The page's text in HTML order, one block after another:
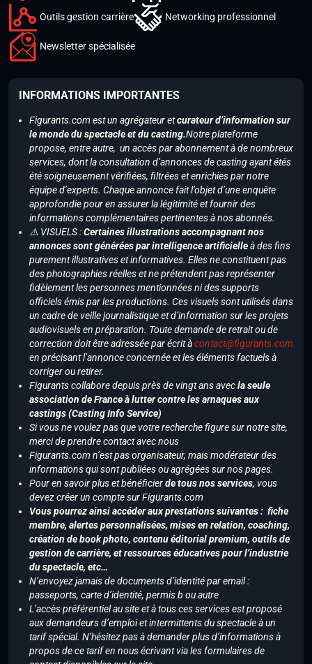
Outils gestion carrière Networking professionnel
Newsletter spécialisée
INFORMATIONS IMPORTANTES
Figurants.com est un agrégateur etcurateur d’information sur
le monde du spectacle et du casting.Notre plateforme
propose, entre autre, un accès par abonnement à de nombreux
services, dont la consultation d’annonces de casting ayant étés
été soigneusement vérifiées, filtrées et enrichies par notre
équipe d’experts. Chaque annonce fait l’objet d’une enquête
approfondie pour en assurer la légitimité et fournir des
informations complémentaires pertinentes à nos abonnés.
⚠️ VISUELS :Certaines illustrations accompagnant nos
annonces sont générées par intelligence artificielleà des fins
purement illustratives et informatives. Elles ne constituent pas
des photographies réelles et ne prétendent pas représenter
fidèlement les personnes mentionnées ni des supports
officiels émis par les productions. Ces visuels sont utilisés dans
un cadre de veille journalistique et d’information sur les projets
audiovisuels en préparation. Toute demande de retrait ou de
correction doit être adressée par écrit àcontact@figurants.com
en précisant l’annonce concernée et les éléments factuels à
corriger ou retirer.
Figurants collabore depuis près de vingt ans avecla seule
association de France à lutter contre les arnaques aux
castings (Casting Info Service)
Si vous ne voulez pas que votre recherche figure sur notre site,
merci de prendre contact avec nous
Figurants.com n’est pas organisateur, mais modérateur des
informations qui sont publiées ou agrégées sur nos pages.
Pour en savoir plus et bénéficierde tous nos services, vous
devez créer un compte sur Figurants.com
Vous pourrez ainsi accéder aux prestations suivantes : fiche
membre, alertes personnalisées, mises en relation, coaching,
création de book photo, contenu éditorial premium, outils de
gestion de carrière, et ressources éducatives pour l’industrie
du spectacle, etc…
N’envoyez jamais de documents d’identité par email :
passeports, carte d’identité, permis b ou autre
L’accès préférentiel au site et à tous ces services est proposé
aux demandeurs d’emploi et intermittents du spectacle à un
tarif spécial. N’hésitez pas à demander plus d’informations à
propos de ce tarif en nous écrivant via les formulaires de